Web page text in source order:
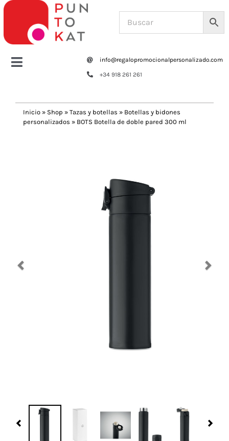
Saltar
contenido
Toggle
Tazas y botellas
Navidad 🎄 Invierno
info@regalopromocionalpersonalizado.com
+34 918 261 261
Inicio » Shop » Tazas y botellas » Botellas y bidones
personalizados » BOTS Botella de doble pared 300 ml